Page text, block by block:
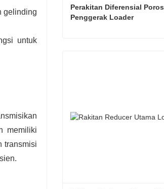
gelinding
untuk
memiliki
transmisi
Perakitan Diferensial Poros
Penggerak Loader